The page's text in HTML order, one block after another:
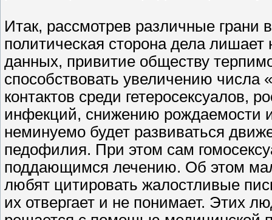
Итак, рассмотрев различные грани
политическая сторона дела
данных, привитие обществу
способствовать увеличению числа
контактов среди гетеросексуалов,
инфекций, снижению рождаемости
неминуемо будет развиваться
педофилия. При этом сам
поддающимся лечению. Об этом
любят цитировать жалостливые
их отвергает и не понимает. Этих